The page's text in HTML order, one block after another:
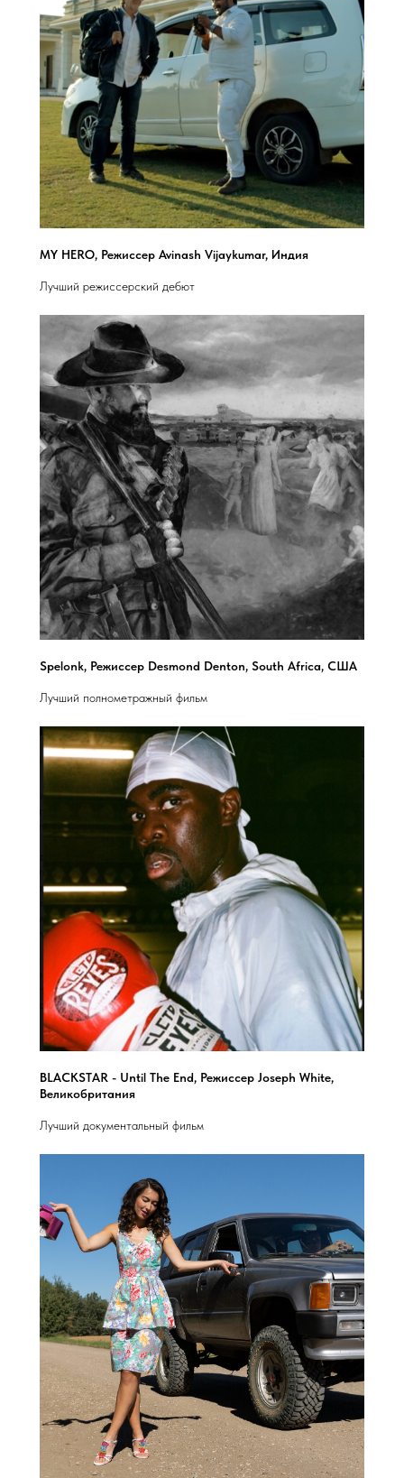
MY HERO, Режиссер Avinash Vijaykumar, Индия
Лучший режиссерский дебют
Spelonk, Режиссер Desmond Denton, South Africa, США
Лучший полнометражный фильм
BLACKSTAR - Until The End, Режиссер Joseph White,
Великобритания
Лучший документальный фильм